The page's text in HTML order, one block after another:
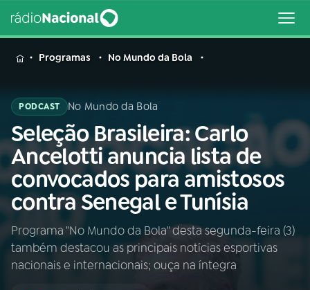
MENU
Buscar
na
Rádio
Nacional
Buscar
AO VIVO
01 INÍCIO
Programas No Mundo da Bola
PODCAST No Mundo da Bola
Seleção Brasileira: Carlo
Ancelotti anuncia lista de
convocados para amistosos
contra Senegal e Tunísia
Programa "No Mundo da Bola" desta segunda-feira (3)
também destacou as principais notícias esportivas
nacionais e internacionais; ouça na íntegra